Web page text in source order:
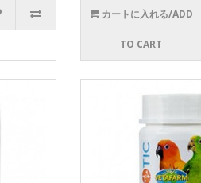
カートに入れる/ADD
TO CART